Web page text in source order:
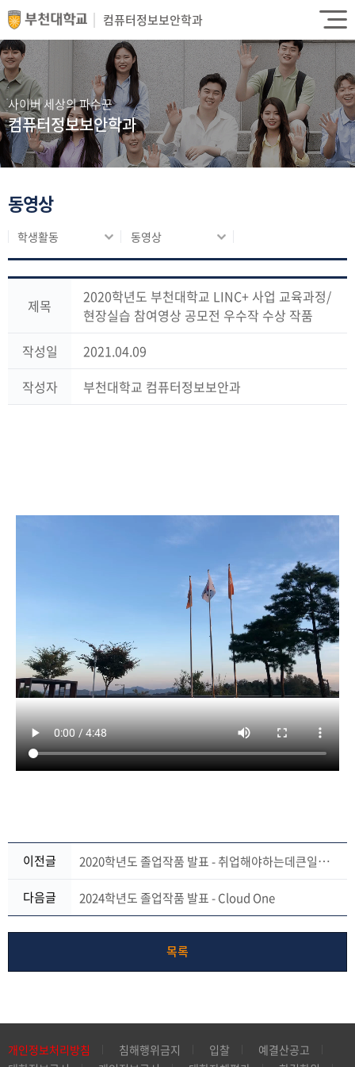
컴퓨터정보보안학과
사이버 세상의 파수꾼
컴퓨터정보보안학과
동영상
학생활동 동영상
제목
2020학년도 부천대학교 LINC+ 사업 교육과정/
현장실습 참여영상 공모전 우수작 수상 작품
작성일
2021.04.09
작성자
부천대학교 컴퓨터정보보안과
이전글 2020학년도 졸업작품 발표 - 취업해야하는데큰일났조
다음글 2024학년도 졸업작품 발표 - Cloud One
목록
개인정보처리방침 침해행위금지 입찰
예결산공고